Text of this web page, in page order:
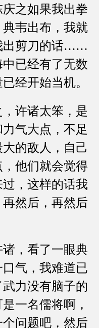
之如果我出拳
韦出布，我就
出剪刀的话……
已经有了无数
经开始当机。
许诸太笨，是
气大点，不足
的敌人，自己
他们就会觉得
，这样的话我
然后，再然后
，看了一眼典
气，我难道已
力没有脑子的
一名儒将啊，
问题吧，然后